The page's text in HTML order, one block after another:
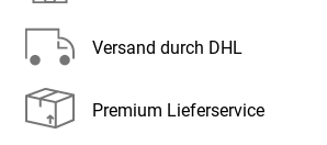
Versand durch DHL
Premium Lieferservice